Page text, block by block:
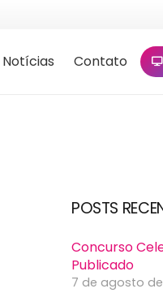
Notícias Contato
POSTS
Concurso
Publicado
7 de agosto